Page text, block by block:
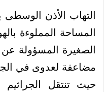
التهاب الأذن
المساحة المملوءة
الصغيرة المسؤولة عن
مضاعفة لعدوى في
حيث تنتقل الجراثيم